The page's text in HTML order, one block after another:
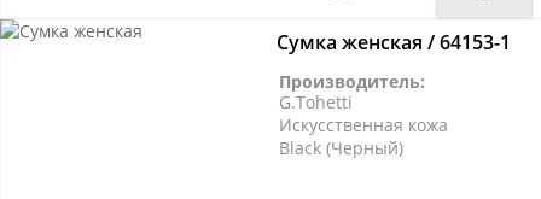
Сумка женская / 64153-1
Производитель:
G.Tohetti
Искусственная кожа
Black (Черный)